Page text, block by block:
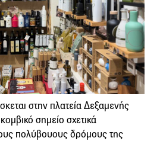
στην πλατεία Δεξαμενής
σημείο σχετικά
πολύβουους δρόμους της